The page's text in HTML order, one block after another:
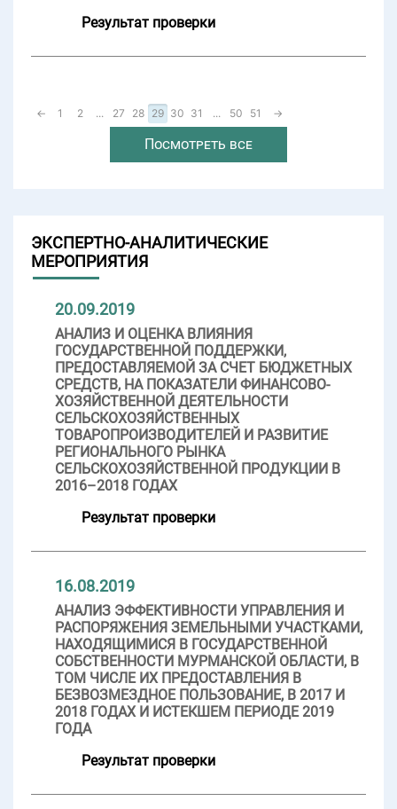
Результат проверки
← 1 2 ... 27 28 29 30 31 ... 50 51 →
Посмотреть все
ЭКСПЕРТНО-АНАЛИТИЧЕСКИЕ
МЕРОПРИЯТИЯ
20.09.2019
АНАЛИЗ И ОЦЕНКА ВЛИЯНИЯ
ГОСУДАРСТВЕННОЙ ПОДДЕРЖКИ,
ПРЕДОСТАВЛЯЕМОЙ ЗА СЧЕТ БЮДЖЕТНЫХ
СРЕДСТВ, НА ПОКАЗАТЕЛИ ФИНАНСОВО-
ХОЗЯЙСТВЕННОЙ ДЕЯТЕЛЬНОСТИ
СЕЛЬСКОХОЗЯЙСТВЕННЫХ
ТОВАРОПРОИЗВОДИТЕЛЕЙ И РАЗВИТИЕ
РЕГИОНАЛЬНОГО РЫНКА
СЕЛЬСКОХОЗЯЙСТВЕННОЙ ПРОДУКЦИИ В
2016–2018 ГОДАХ
Результат проверки
16.08.2019
АНАЛИЗ ЭФФЕКТИВНОСТИ УПРАВЛЕНИЯ И
РАСПОРЯЖЕНИЯ ЗЕМЕЛЬНЫМИ УЧАСТКАМИ,
НАХОДЯЩИМИСЯ В ГОСУДАРСТВЕННОЙ
СОБСТВЕННОСТИ МУРМАНСКОЙ ОБЛАСТИ, В
ТОМ ЧИСЛЕ ИХ ПРЕДОСТАВЛЕНИЯ В
БЕЗВОЗМЕЗДНОЕ ПОЛЬЗОВАНИЕ, В 2017 И
2018 ГОДАХ И ИСТЕКШЕМ ПЕРИОДЕ 2019
ГОДА
Результат проверки